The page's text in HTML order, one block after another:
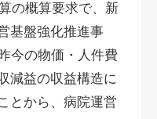
の概算要求で、新
基盤強化推進事
今の物価・人件費
減益の収益構造に
とから、病院運営